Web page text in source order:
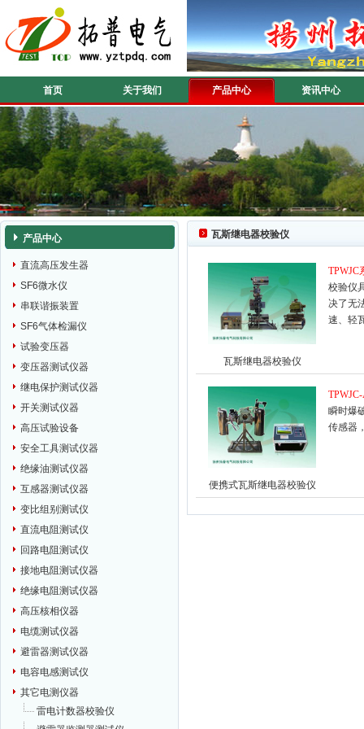
首页 关于我们 产品中心 资讯中心
产品中心
直流高压发生器
SF6微水仪
串联谐振装置
SF6气体检漏仪
试验变压器
变压器测试仪器
继电保护测试仪器
开关测试仪器
高压试验设备
安全工具测试仪器
绝缘油测试仪器
互感器测试仪器
变比组别测试仪
直流电阻测试仪
回路电阻测试仪
接地电阻测试仪器
绝缘电阻测试仪器
高压核相仪器
电缆测试仪器
避雷器测试仪器
电容电感测试仪
其它电测仪器
雷电计数器校验仪
瓦斯继电器校验仪
瓦斯继电器校验仪
TPWJC
校验仪
决了无
速、轻
便携式瓦斯继电器校验仪
瞬时爆
传感器